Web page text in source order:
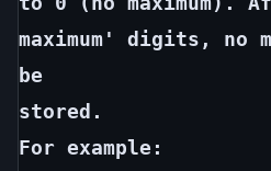
maximum' digits, no
be
stored.
For example: